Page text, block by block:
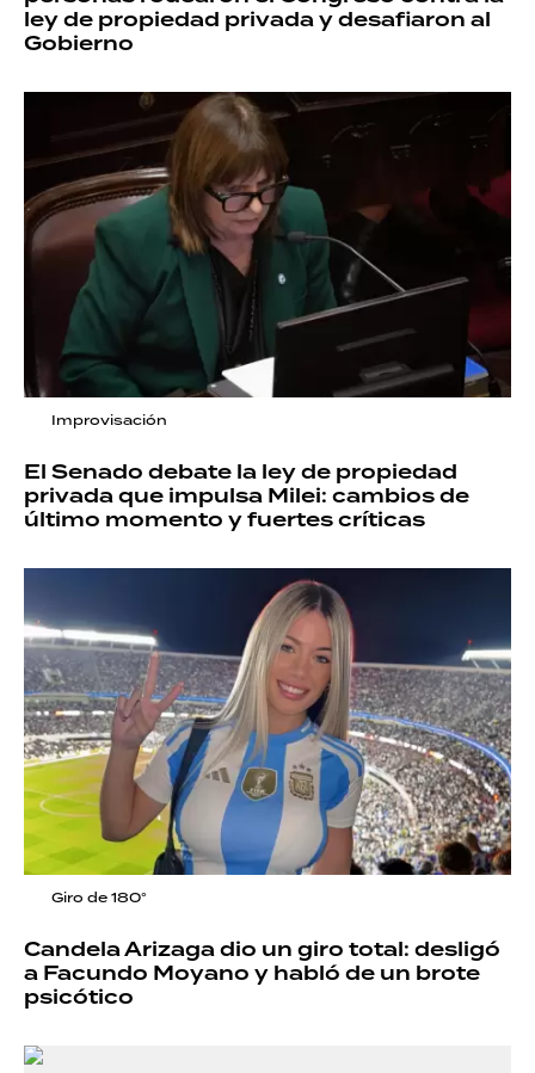
ley de propiedad privada y desafiaron al
Gobierno
Improvisación
El Senado debate la ley de propiedad
privada que impulsa Milei: cambios de
último momento y fuertes críticas
Giro de 180°
Candela Arizaga dio un giro total: desligó
a Facundo Moyano y habló de un brote
psicótico